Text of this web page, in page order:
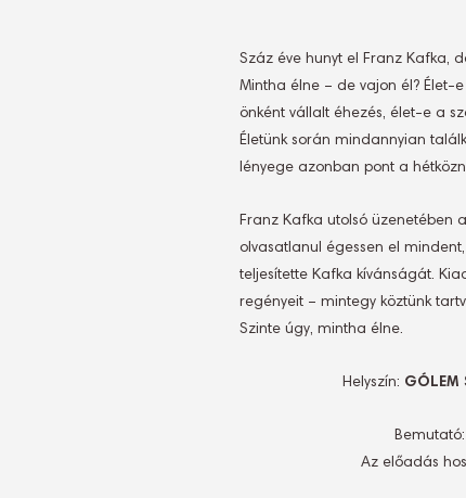
Száz éve hunyt el Franz Kafka,
Mintha élne – de vajon él? Élet-
önként vállalt éhezés, élet-e a
Életünk során mindannyian
lényege azonban pont a
Franz Kafka utolsó üzenetében
olvasatlanul égessen el
teljesítette Kafka kívánságát.
regényeit – mintegy köztünk
Szinte úgy, mintha élne.
Helyszín:
Az előadás